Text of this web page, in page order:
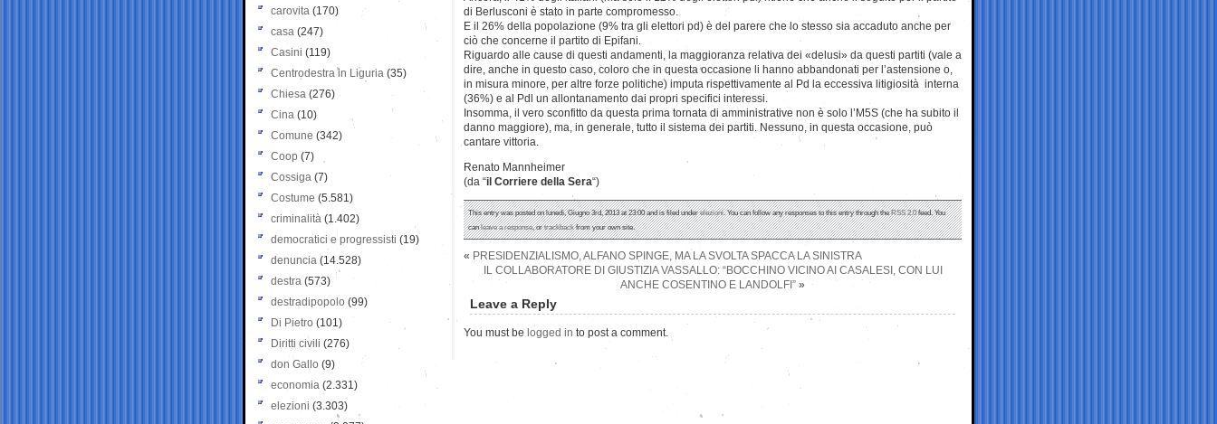
di Berlusconi è stato in parte compromesso.
E il 26% della popolazione (9% tra gli elettori pd) è del parere che lo stesso sia accaduto anche per
ciò che concerne il partito di Epifani.
Riguardo alle cause di questi andamenti, la maggioranza relativa dei «delusi» da questi partiti (vale a
dire, anche in questo caso, coloro che in questa occasione li hanno abbandonati per l’astensione o,
in misura minore, per altre forze politiche) imputa rispettivamente al Pd la eccessiva litigiosità interna
(36%) e al Pdl un allontanamento dai propri specifici interessi.
Insomma, il vero sconfitto da questa prima tornata di amministrative non è solo l’M5S (che ha subito il
danno maggiore), ma, in generale, tutto il sistema dei partiti. Nessuno, in questa occasione, può
cantare vittoria.
Renato Mannheimer
(da “il Corriere della Sera“)
This entry was posted on lunedì, Giugno 3rd, 2013 at 23:00 and is filed underelezioni. You can follow any responses to this entry through theRSS 2.0feed. You
canleave a response, ortrackbackfrom your own site.
« PRESIDENZIALISMO, ALFANO SPINGE, MA LA SVOLTA SPACCA LA SINISTRA
IL COLLABORATORE DI GIUSTIZIA VASSALLO: “BOCCHINO VICINO AI CASALESI, CON LUI
ANCHE COSENTINO E LANDOLFI” »
Leave a Reply
You must be logged in to post a comment.
carovita (170)
casa (247)
Casini (119)
Centrodestra in Liguria (35)
Chiesa (276)
Cina (10)
Comune (342)
Coop (7)
Cossiga (7)
Costume (5.581)
criminalità (1.402)
democratici e progressisti (19)
denuncia (14.528)
destra (573)
destradipopolo (99)
Di Pietro (101)
Diritti civili (276)
don Gallo (9)
economia (2.331)
elezioni (3.303)